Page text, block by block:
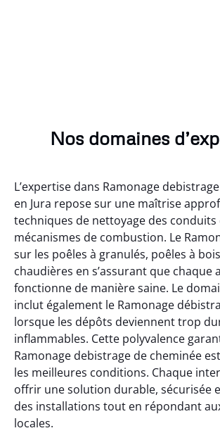
Nos domaines
L’expertise dans Ramonage
en Jura repose sur une maîtrise
techniques de nettoyage des conduits
mécanismes de combustion. Le
sur les poêles à granulés, poêles à
chaudières en s’assurant que chaque
fonctionne de manière saine. Le
inclut également le Ramonage
lorsque les dépôts deviennent trop
inflammables. Cette polyvalence
Ramonage debistrage de cheminée
les meilleures conditions. Chaque
offrir une solution durable, sécurisée
des installations tout en répondant
locales.